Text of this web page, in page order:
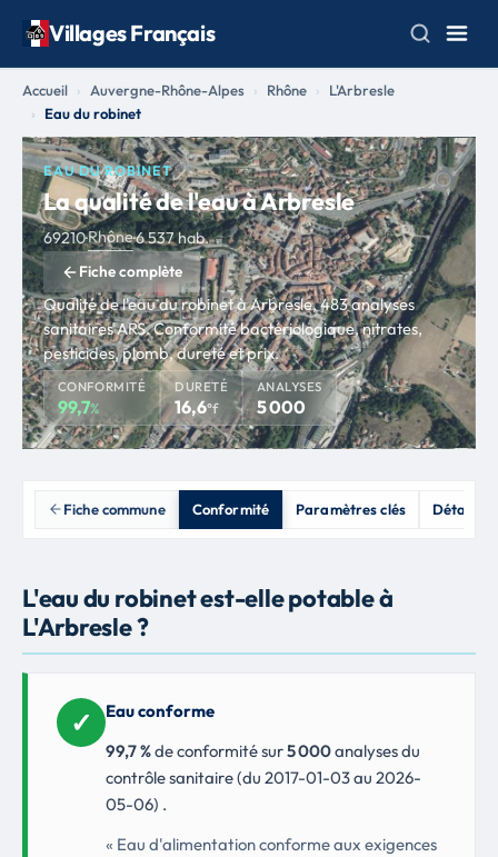
Villages Français
Accueil Auvergne-Rhône-Alpes Rhône
L'Arbresle
Eau du robinet
EAU DU ROBINET
La qualité de l'eau à Arbresle
69210·Rhône·6 537 hab.
Fiche complète
Qualité de l'eau du robinet à Arbresle, 483 analyses
sanitaires ARS. Conformité bactériologique, nitrates,
pesticides, plomb, dureté et prix.
CONFORMITÉ
99,7%
DURETÉ
16,6°f
ANALYSES
5 000
Fiche commune Conformité Paramètres clés Détail
L'eau du robinet est-elle potable à
L'Arbresle ?
✓
Eau conforme
99,7 %de conformité sur5 000analyses du
contrôle sanitaire (du 2017-01-03 au 2026-
05-06) .
« Eau d'alimentation conforme aux exigences